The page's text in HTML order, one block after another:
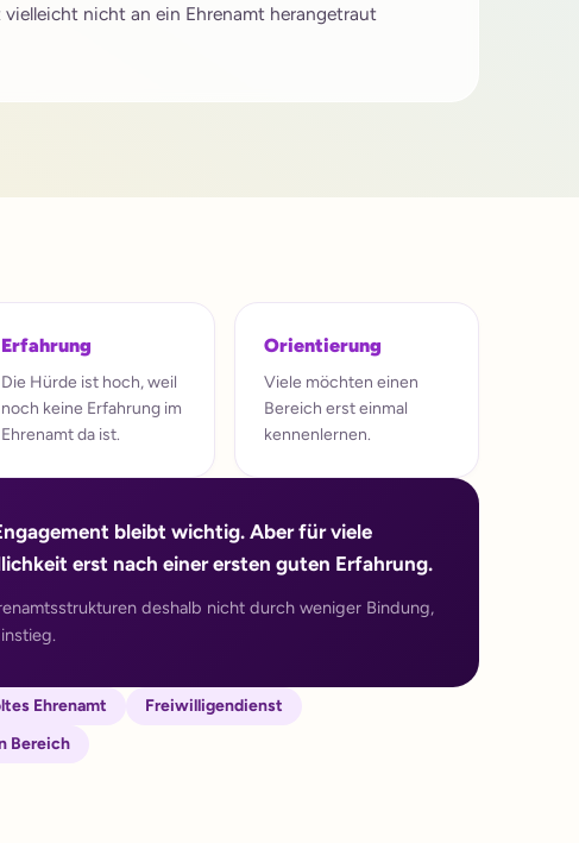
nicht an ein Ehrenamt herangetraut
Erfahrung
Die Hürde ist hoch, weil
noch keine Erfahrung im
Ehrenamt da ist.
Orientierung
Viele möchten einen
Bereich erst einmal
kennenlernen.
bleibt wichtig. Aber für viele
erst nach einer ersten guten Erfahrung.
deshalb nicht durch weniger Bindung,
Ehrenamt
Freiwilligendienst
Bereich